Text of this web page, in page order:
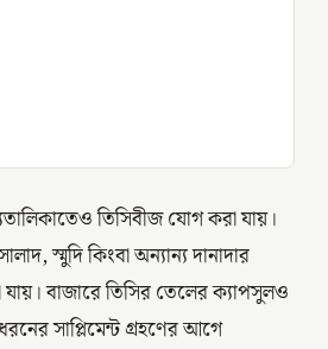
তিসিবীজ যোগ করা যায়।
স্মুদি কিংবা অন্যান্য দানাদার
যায়। বাজারে তিসির তেলের ক্যাপসুলও
সাপ্লিমেন্ট গ্রহণের আগে